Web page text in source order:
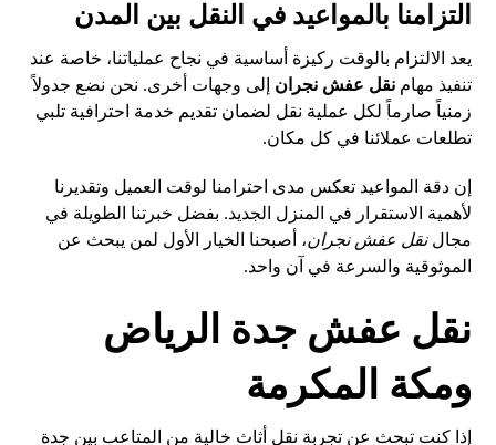
التزامنا بالمواعيد في النقل بين المدن
يعد الالتزام بالوقت ركيزة أساسية في نجاح عملياتنا، خاصة عند
تنفيذ مهامنقل عفش نجران إلى وجهات أخرى. نحن نضع جدولاً
زمنياً صارماً لكل عملية نقل لضمان تقديم خدمة احترافية تلبي
تطلعات عملائنا في كل مكان.
إن دقة المواعيد تعكس مدى احترامنا لوقت العميل وتقديرنا
لأهمية الاستقرار في المنزل الجديد. بفضل خبرتنا الطويلة في
مجالنقل عفش نجران، أصبحنا الخيار الأول لمن يبحث عن
الموثوقية والسرعة في آن واحد.
نقل عفش جدة الرياض
ومكة المكرمة
إذا كنت تبحث عن تجربة نقل أثاث خالية من المتاعب بين جدة